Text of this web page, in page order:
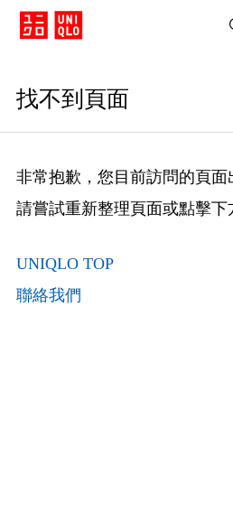
找不到頁面
非常抱歉，您目前訪問的頁面
請嘗試重新整理頁面或點擊下
UNIQLO TOP
聯絡我們